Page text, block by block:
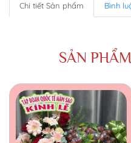
Chi tiết Sản phẩm Bình
SẢN